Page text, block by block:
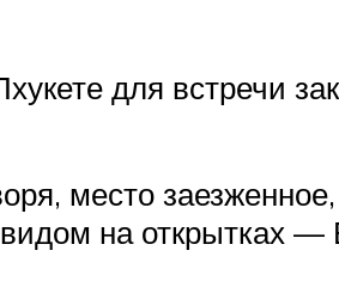
для встречи
место
на открытках —